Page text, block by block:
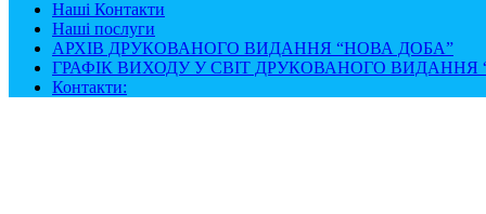
Наші Контакти
Наші послуги
АРХІВ ДРУКОВАНОГО ВИДАННЯ “НОВА ДОБА”
ГРАФІК ВИХОДУ У СВІТ ДРУКОВАНОГО ВИДАННЯ
Контакти: